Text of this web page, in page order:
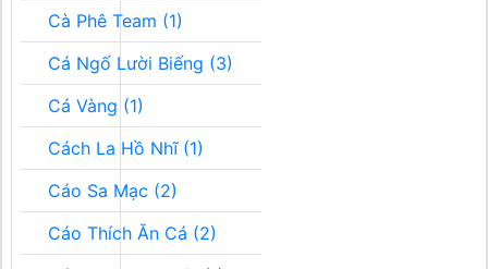
Cà Phê Team (1)
Cá Ngố Lười Biếng (3)
Cá Vàng (1)
Cách La Hồ Nhĩ (1)
Cáo Sa Mạc (2)
Cáo Thích Ăn Cá (2)